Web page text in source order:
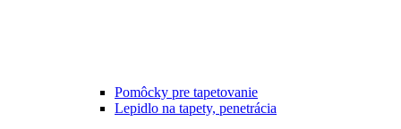
Pomôcky pre tapetovanie
Lepidlo na tapety, penetrácia